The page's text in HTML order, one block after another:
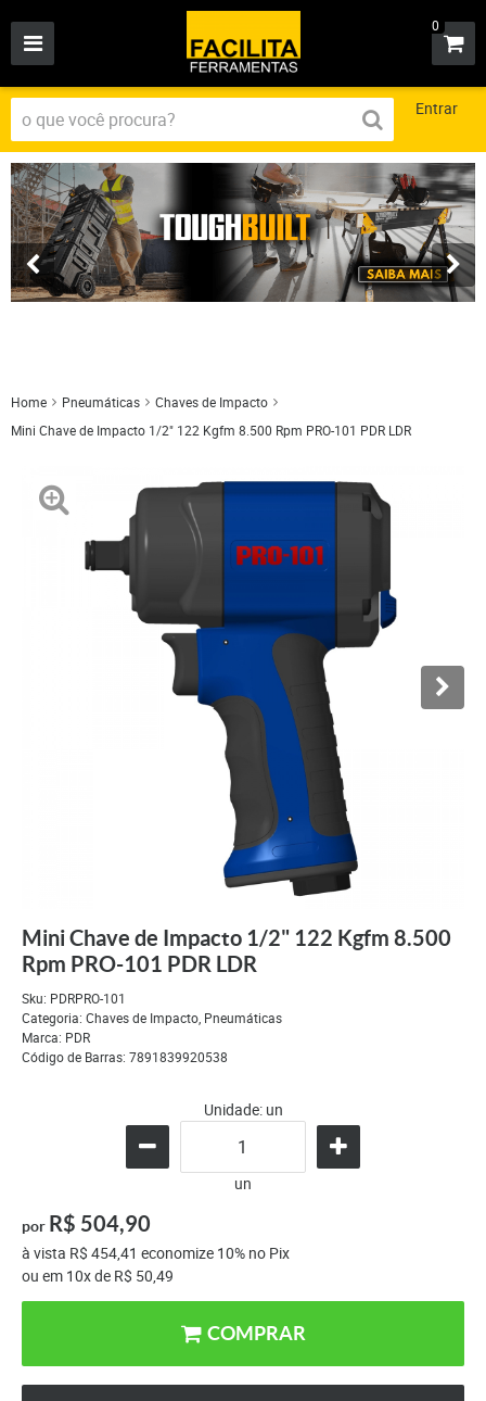
0
Entrar
Home Pneumáticas
Chaves de Impacto
Mini Chave de Impacto 1/2" 122 Kgfm 8.500 Rpm PRO-101 PDR LDR
Mini Chave de Impacto 1/2" 122 Kgfm 8.500
Rpm PRO-101 PDR LDR
Sku: PDRPRO-101
Categoria: Chaves de Impacto, Pneumáticas
Marca: PDR
Código de Barras: 7891839920538
Unidade: un
un
por R$ 504,90
à vista R$ 454,41 economize 10% no Pix
ou em 10xde R$ 50,49
COMPRAR